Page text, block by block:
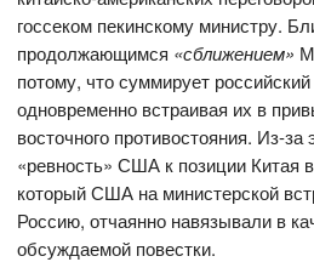
госсеком пекинскому министру.
продолжающимся «сближением»
потому, что суммирует
одновременно встраивая их в
восточного противостояния. Из-за
«ревность» США к позиции Китая
который США на министерской
Россию, отчаянно навязывали в
обсуждаемой повестки.